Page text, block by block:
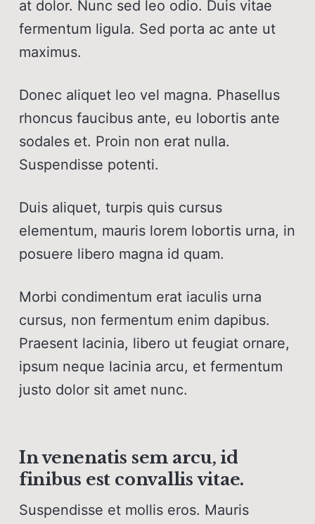
at dolor. Nunc sed leo odio. Duis vitae
fermentum ligula. Sed porta ac ante ut
maximus.
Donec aliquet leo vel magna. Phasellus
rhoncus faucibus ante, eu lobortis ante
sodales et. Proin non erat nulla.
Suspendisse potenti.
Duis aliquet, turpis quis cursus
elementum, mauris lorem lobortis urna, in
posuere libero magna id quam.
Morbi condimentum erat iaculis urna
cursus, non fermentum enim dapibus.
Praesent lacinia, libero ut feugiat ornare,
ipsum neque lacinia arcu, et fermentum
justo dolor sit amet nunc.
In venenatis sem arcu, id
finibus est convallis vitae.
Suspendisse et mollis eros. Mauris